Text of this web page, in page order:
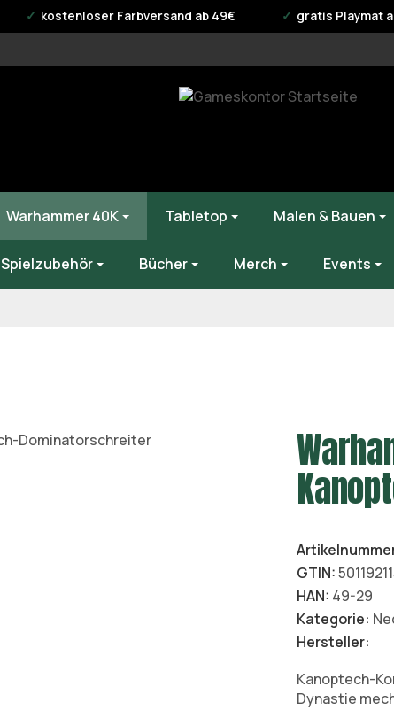
kostenloser Farbversand ab 49€ gratis Playmat
Warhammer 40K Tabletop Malen & Bauen
Spielzubehör Bücher Merch Events
GTIN:
HAN: 49-29
Kategorie:
Hersteller:
Kanoptech-
Dynastie